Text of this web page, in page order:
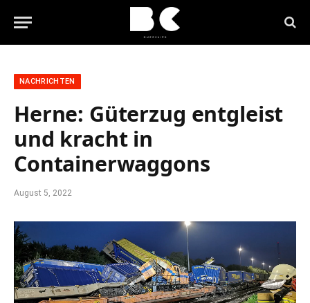
NACHRICHTEN
Herne: Güterzug entgleist
und kracht in
Containerwaggons
August 5, 2022